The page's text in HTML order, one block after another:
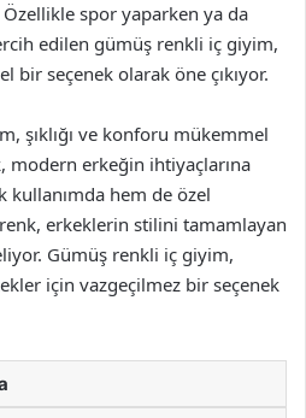
Özellikle spor yaparken ya da
edilen gümüş renkli iç giyim,
bir seçenek olarak öne çıkıyor.
şıklığı ve konforu mükemmel
modern erkeğin ihtiyaçlarına
kullanımda hem de özel
erkeklerin stilini tamamlayan
Gümüş renkli iç giyim,
için vazgeçilmez bir seçenek